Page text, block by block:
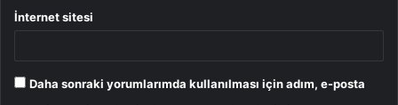
İnternet sitesi
Daha sonraki yorumlarımda kullanılması için adım, e-posta